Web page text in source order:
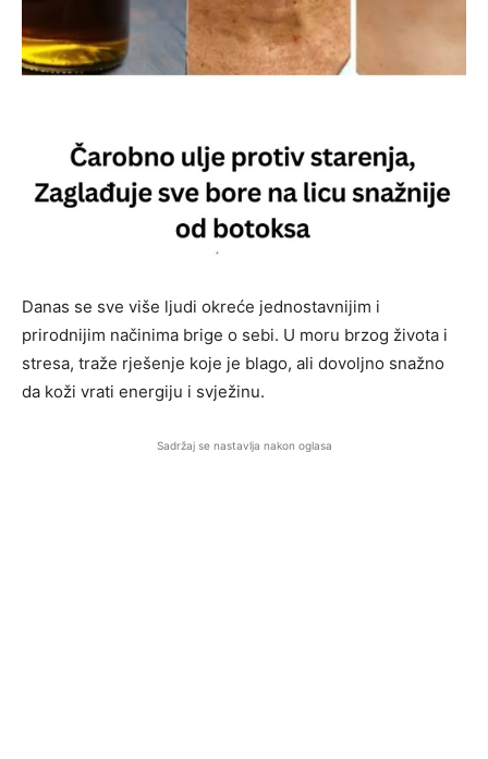
Danas se sve više ljudi okreće jednostavnijim i
prirodnijim načinima brige o sebi. U moru brzog života i
stresa, traže rješenje koje je blago, ali dovoljno snažno
da koži vrati energiju i svježinu.
Sadržaj se nastavlja nakon oglasa